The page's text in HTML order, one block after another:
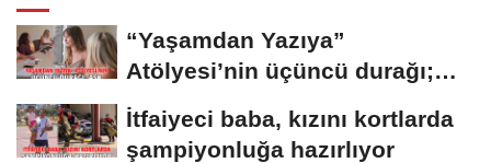
“Yaşamdan Yazıya”
Atölyesi’nin üçüncü durağı;
Aşk
İtfaiyeci baba, kızını kortlarda
şampiyonluğa hazırlıyor